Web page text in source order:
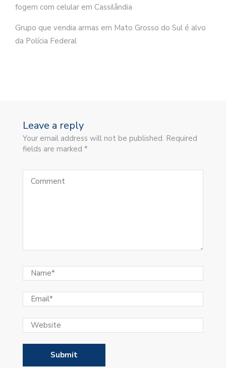
fogem com celular em Cassilândia
Grupo que vendia armas em Mato Grosso do Sul é alvo
da Polícia Federal
Leave a reply
Your email address will not be published. Required
fields are marked *